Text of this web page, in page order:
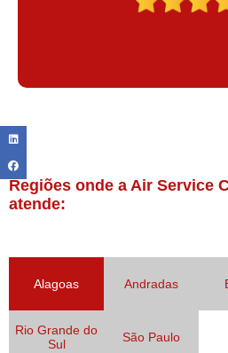
Regiões onde a Air Service
atende:
Alagoas Andradas
Rio Grande do
Sul
São Paulo